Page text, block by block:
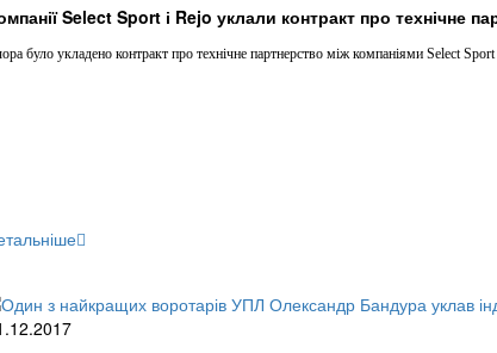
Select Sport і Rejo уклали контракт про технічне
було укладено контракт про технічне партнерство між компаніями Select